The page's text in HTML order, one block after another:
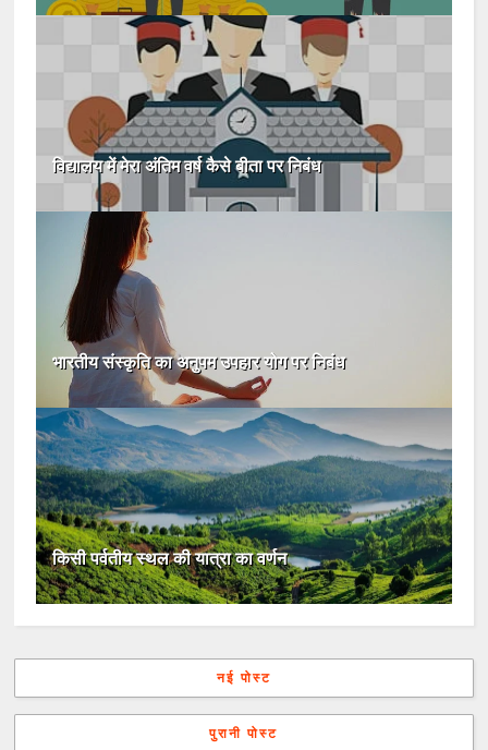
विद्यालय में मेरा अंतिम वर्ष कैसे बीता पर निबंध
भारतीय संस्कृति का अनुपम उपहार योग पर निबंध
किसी पर्वतीय स्थल की यात्रा का वर्णन
नई पोस्ट
पुरानी पोस्ट